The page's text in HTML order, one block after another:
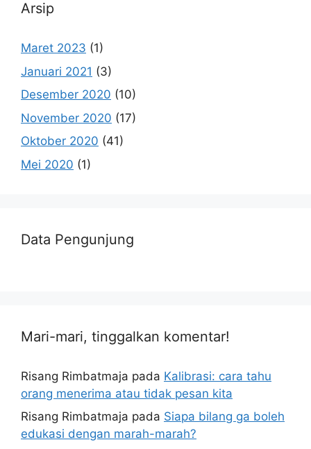
Arsip
Maret 2023 (1)
Januari 2021 (3)
Desember 2020 (10)
November 2020 (17)
Oktober 2020 (41)
Mei 2020 (1)
Data Pengunjung
Mari-mari, tinggalkan komentar!
Risang Rimbatmaja pada Kalibrasi: cara tahu
orang menerima atau tidak pesan kita
Risang Rimbatmaja pada Siapa bilang ga boleh
edukasi dengan marah-marah?